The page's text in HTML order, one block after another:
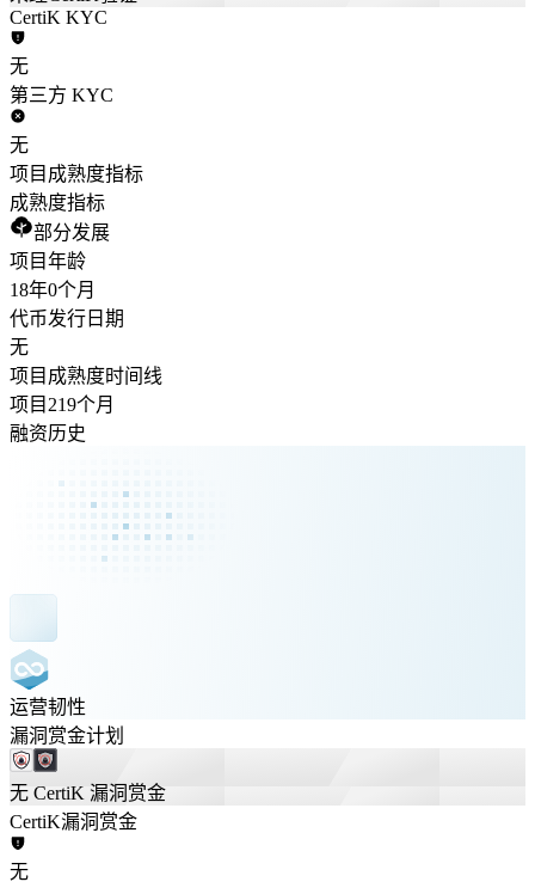
CertiK KYC
无
第三方 KYC
无
项目成熟度指标
成熟度指标
部分发展
项目年龄
18年0个月
代币发行日期
无
项目成熟度时间线
项目219个月
融资历史
运营韧性
漏洞赏金计划
无 CertiK 漏洞赏金
CertiK漏洞赏金
无